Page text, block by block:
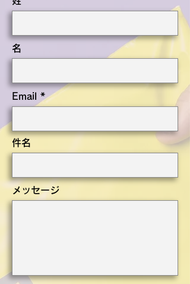
名
Email
件名
メッセージ